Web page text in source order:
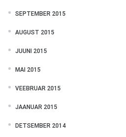
SEPTEMBER 2015
AUGUST 2015
JUUNI 2015
MAI 2015
VEEBRUAR 2015
JAANUAR 2015
DETSEMBER 2014